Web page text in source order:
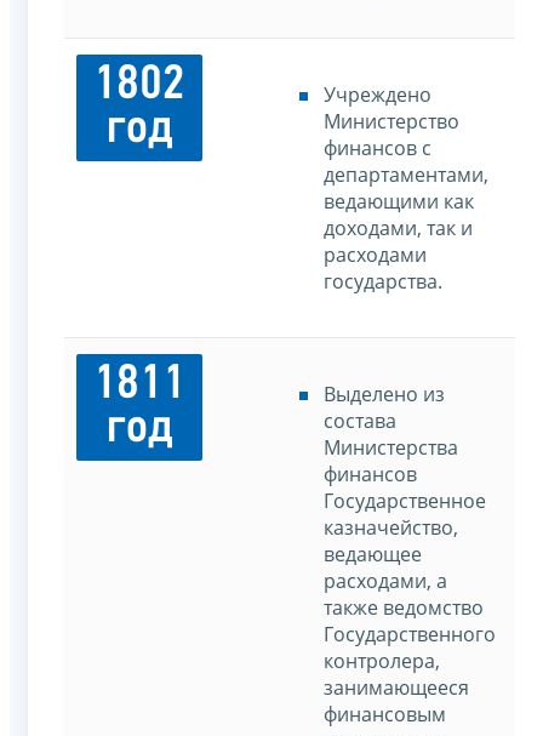
1802
год
Учреждено
Министерство
финансов с
департаментами,
ведающими как
доходами, так и
расходами
государства.
1811
год
Выделено из
состава
Министерства
финансов
Государственное
казначейство,
ведающее
расходами, а
также ведомство
Государственного
контролера,
занимающееся
финансовым